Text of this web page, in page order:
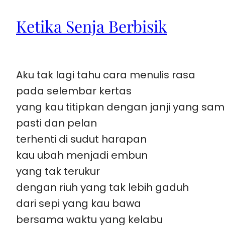
Ketika Senja Berbisik
Aku tak lagi tahu cara menulis rasa
pada selembar kertas
yang kau titipkan dengan janji yang
pasti dan pelan
terhenti di sudut harapan
kau ubah menjadi embun
yang tak terukur
dengan riuh yang tak lebih gaduh
dari sepi yang kau bawa
bersama waktu yang kelabu